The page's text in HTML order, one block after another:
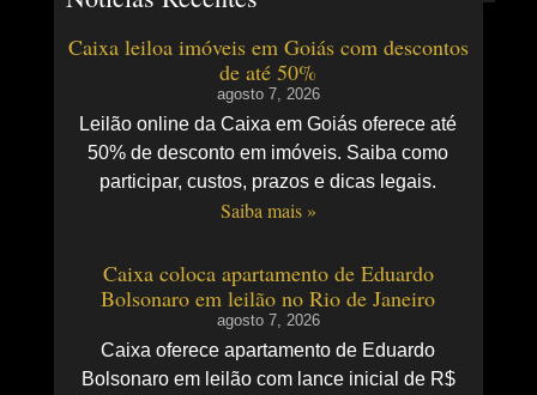
Caixa leiloa imóveis em Goiás com descontos
de até 50%
agosto 7, 2026
Leilão online da Caixa em Goiás oferece até
50% de desconto em imóveis. Saiba como
participar, custos, prazos e dicas legais.
Saiba mais »
Caixa coloca apartamento de Eduardo
Bolsonaro em leilão no Rio de Janeiro
agosto 7, 2026
Caixa oferece apartamento de Eduardo
Bolsonaro em leilão com lance inicial de R$